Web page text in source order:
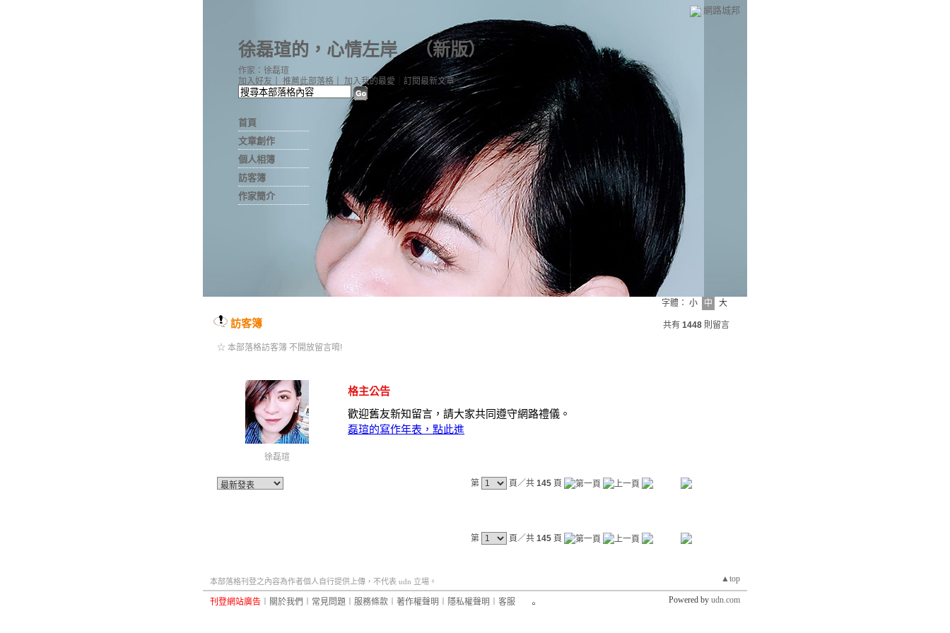
網路城邦
徐磊瑄的，心情左岸（新版）
首頁
文章創作
個人相簿
訪客簿
作家簡介
加入好友 推薦此部落格 加入我的最愛 訂閱最新文章
作家：徐磊瑄
字體： 小 中 大
訪客簿 共有 1448 則留言
☆ 本部落格訪客簿 不開放留言唷!
徐磊瑄
格主公告
歡迎舊友新知留言，請大家共同遵守網路禮儀。
磊瑄的寫作年表，點此進
第 頁／共 145 頁
第 頁／共 145 頁
▲top
本部落格刊登之內容為作者個人自行提供上傳，不代表 udn 立場。
刊登網站廣告 關於我們 常見問題 服務條款 著作權聲明 隱私權聲明 客服 Powered by udn.com